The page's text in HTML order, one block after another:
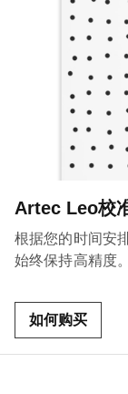
Artec Leo校
根据您的时间安
始终保持高精度。
如何购买